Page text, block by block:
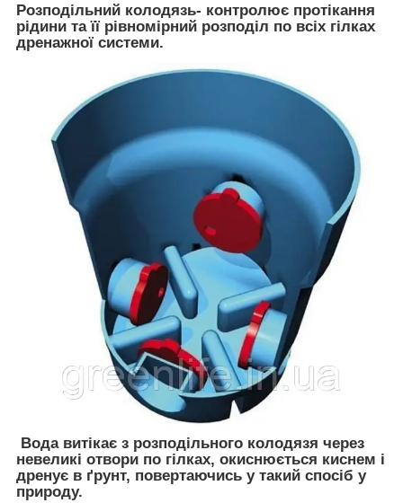
Розподільний колодязь- контролює протікання
рідини та її рівномірний розподіл по всіх гілках
дренажної системи.
Вода витікає з розподільного колодязя через
невеликі отвори по гілках, окиснюється киснем і
дренує в ґрунт, повертаючись у такий спосіб у
природу.